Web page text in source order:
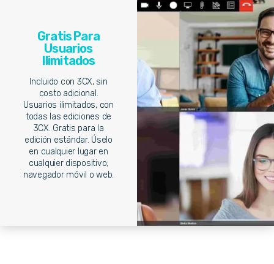
Gratis Para
Usuarios
Ilimitados
Incluido con 3CX, sin
costo adicional.
Usuarios ilimitados, con
todas las ediciones de
3CX. Gratis para la
edición estándar. Úselo
en cualquier lugar en
cualquier dispositivo;
navegador móvil o web.